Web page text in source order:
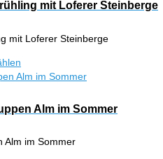
Produktseite
werden
Varianten
Die
können
auf
Produktseite
werden
mit Loferer Steinberge
mit Loferer Steinberge
Produkt
mehrere
Varianten
Die
Alm im Sommer
Alm im Sommer